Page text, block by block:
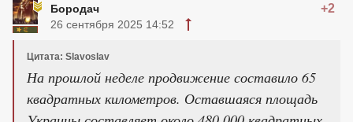
Бородач +2
26 сентября 2025 14:52
Цитата: Slavoslav
На прошлой неделе продвижение составило 65
квадратных километров. Оставшаяся площадь